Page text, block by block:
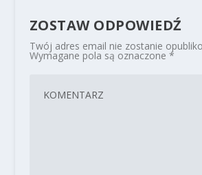
ZOSTAW ODPOWIEDŹ
Twój adres email nie zostanie
Wymagane pola są oznaczone *